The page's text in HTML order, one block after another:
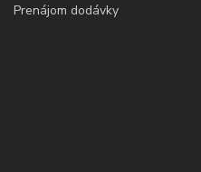
Prenájom dodávky